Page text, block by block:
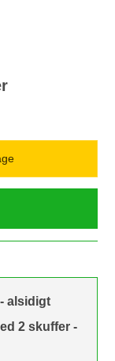
alsidigt
2 skuffer -